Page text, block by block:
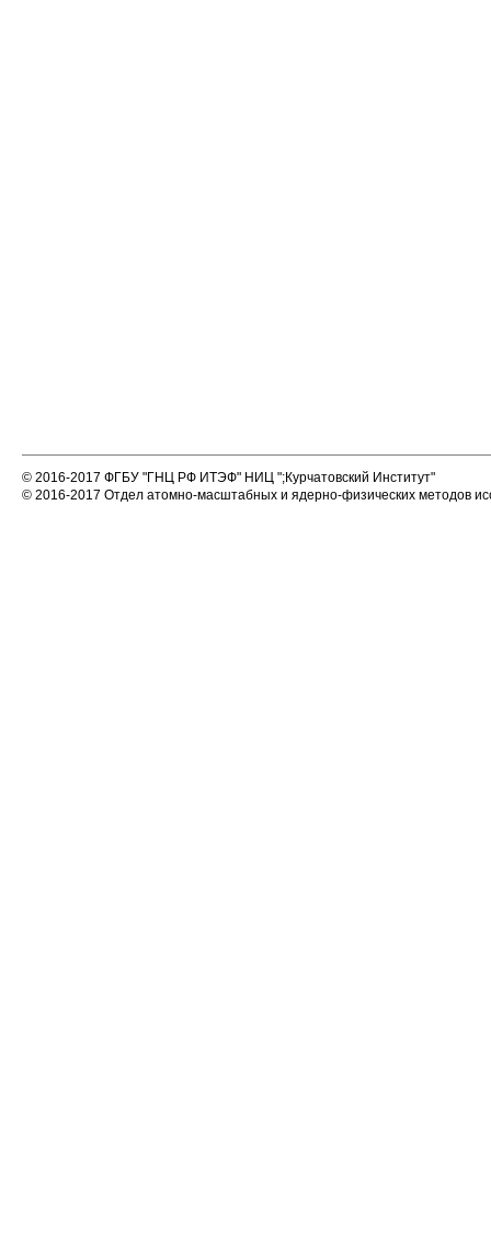
© 2016-2017 ФГБУ "ГНЦ РФ ИТЭФ" НИЦ ";Курчатовский Институт"
© 2016-2017 Отдел атомно-масштабных и ядерно-физических методов